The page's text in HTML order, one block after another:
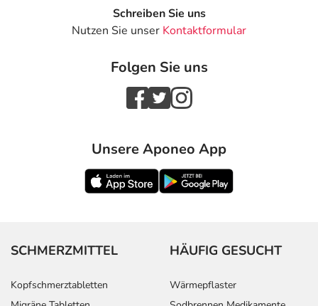
Schreiben Sie uns
Nutzen Sie unser Kontaktformular
Folgen Sie uns
Unsere Aponeo App
SCHMERZMITTEL
Kopfschmerztabletten
HÄUFIG GESUCHT
Wärmepflaster